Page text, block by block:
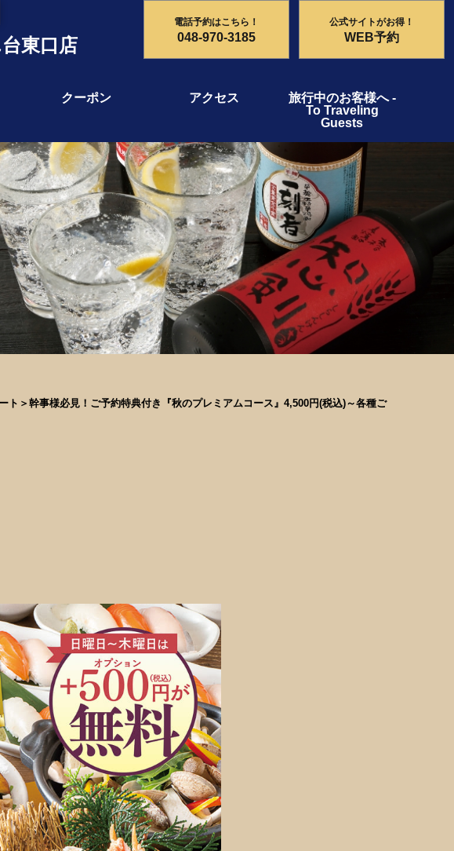
東口店
電話予約はこちら！
048-970-3185
公式サイトがお得！
WEB予約
クーポン アクセス
旅行中のお客様へ -
To Traveling
Guests
ト＞幹事様必見！ご予約特典付き『秋のプレミアムコース』4,500円(税込)～各種ご